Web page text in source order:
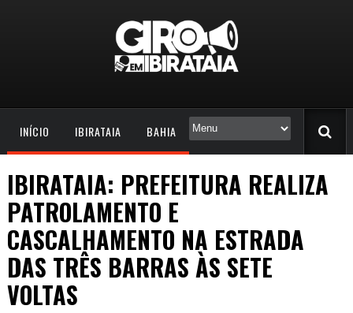
INÍCIO IBIRATAIA BAHIA
IBIRATAIA: PREFEITURA REALIZA
PATROLAMENTO E
CASCALHAMENTO NA ESTRADA
DAS TRÊS BARRAS ÀS SETE
VOLTAS